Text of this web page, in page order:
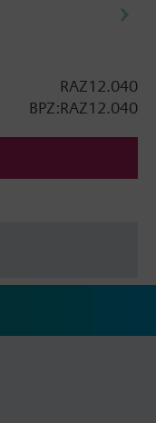
RAZ12.040
BPZ:RAZ12.040